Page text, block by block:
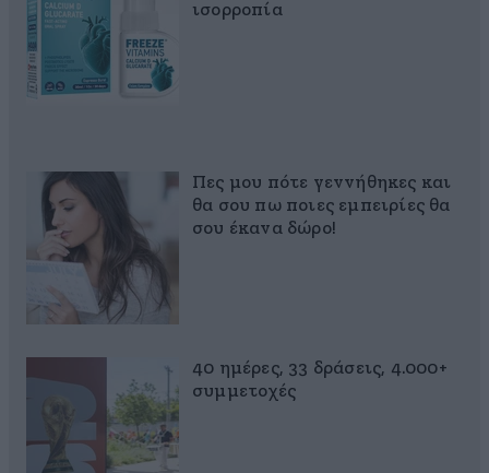
ισορροπία
Πες μου πότε γεννήθηκες και
θα σου πω ποιες εμπειρίες θα
σου έκανα δώρο!
40 ημέρες, 33 δράσεις, 4.000+
συμμετοχές